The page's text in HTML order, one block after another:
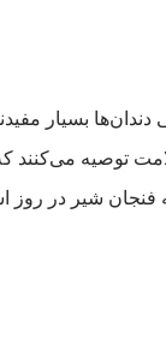
دندان‌ها بسیار
فنجان شیر در روز